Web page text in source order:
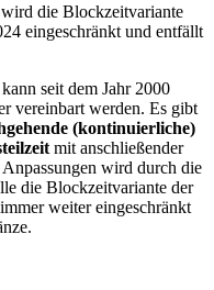
die Blockzeitvariante
eingeschränkt und entfällt
seit dem Jahr 2000
vereinbart werden. Es gibt
(kontinuierliche)
mit anschließender
wird durch die
die Blockzeitvariante der
weiter eingeschränkt